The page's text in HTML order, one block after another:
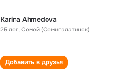
Karina Ahmedova
25 лет,Семей (Семипалатинск)
Добавить в друзья